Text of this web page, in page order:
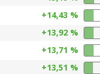
+14,43 %
+13,92 %
+13,71 %
+13,51 %